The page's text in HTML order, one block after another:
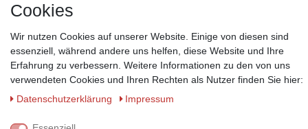
Zahlungsmöglichkeiten
Wir behalten uns das Recht vor im Einzelfall bestimmte
Cookies
Wir nutzen Cookies auf unserer Website. Einige von diesen sind
essenziell, während andere uns helfen, diese Website und Ihre
Erfahrung zu verbessern. Weitere Informationen zu den von uns
verwendeten Cookies und Ihren Rechten als Nutzer finden Sie hier:
Daten­schutz­erklärung
Impressum